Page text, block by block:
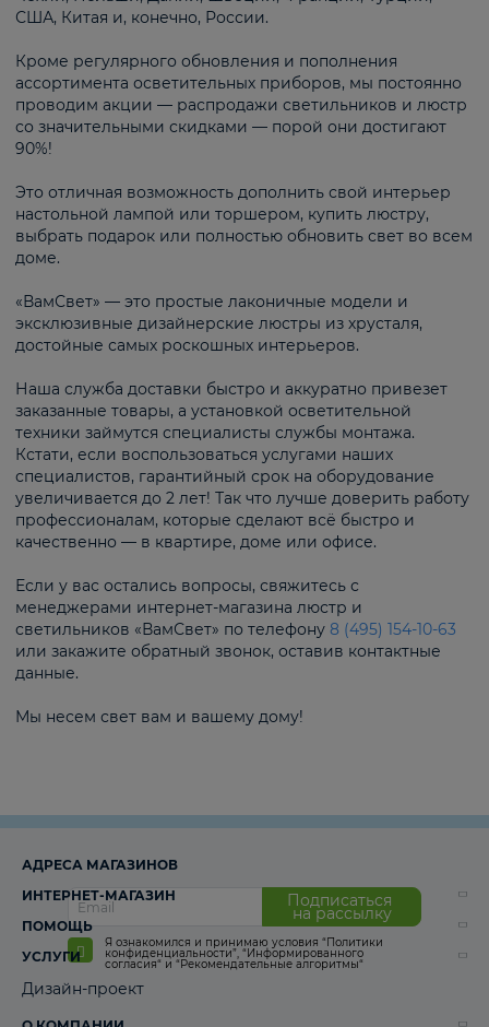
США, Китая и, конечно, России.
Кроме регулярного обновления и пополнения
ассортимента осветительных приборов, мы постоянно
проводим акции — распродажи светильников и люстр
со значительными скидками — порой они достигают
90%!
Это отличная возможность дополнить свой интерьер
настольной лампой или торшером, купить люстру,
выбрать подарок или полностью обновить свет во всем
доме.
«ВамСвет» — это простые лаконичные модели и
эксклюзивные дизайнерские люстры из хрусталя,
достойные самых роскошных интерьеров.
Наша служба доставки быстро и аккуратно привезет
заказанные товары, а установкой осветительной
техники займутся специалисты службы монтажа.
Кстати, если воспользоваться услугами наших
специалистов, гарантийный срок на оборудование
увеличивается до 2 лет! Так что лучше доверить работу
профессионалам, которые сделают всё быстро и
качественно — в квартире, доме или офисе.
Если у вас остались вопросы, свяжитесь с
менеджерами интернет-магазина люстр и
светильников «ВамСвет» по телефону 8 (495) 154-10-63
или закажите обратный звонок, оставив контактные
данные.
Мы несем свет вам и вашему дому!
Подписаться
на рассылку
Я ознакомился и принимаю условия “Политики
конфиденциальности”, “Информированного
согласия“ и “Рекомендательные алгоритмы“
АДРЕСА МАГАЗИНОВ
ИНТЕРНЕТ-МАГАЗИН
ПОМОЩЬ
УСЛУГИ
Дизайн-проект